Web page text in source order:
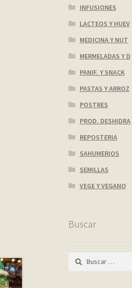
INFUSIONES
LACTEOS Y HUEV
MEDICINA Y NUT
MERMELADAS Y D
PANIF. Y SNACK
PASTAS Y ARROZ
POSTRES
PROD. DESHIDRA
REPOSTERIA
SAHUMERIOS
SEMILLAS
VEGE Y VEGANO
Buscar
Buscar: